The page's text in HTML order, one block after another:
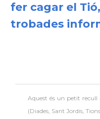
fer cagar el
trobades
Aquest és un petit
(Diades, Sant Jordis,